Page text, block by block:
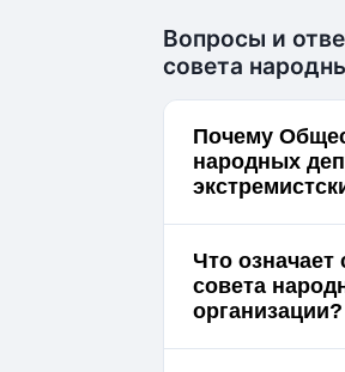
Вопросы и
совета
Почему
народных
Что
совета
организации?